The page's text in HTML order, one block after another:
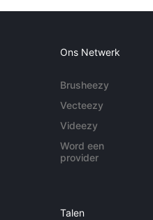
Ons Netwerk
Brusheezy
Vecteezy
Videezy
Word een
provider
Talen